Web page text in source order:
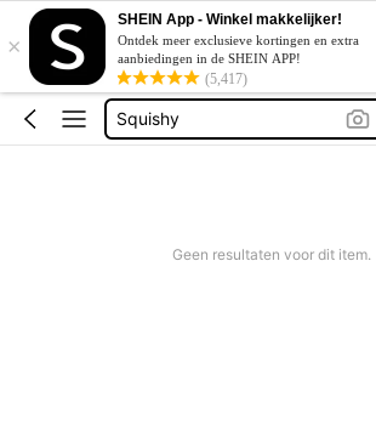
×
SHEIN App - Winkel makkelijker!
Ontdek meer exclusieve kortingen en extra
aanbiedingen in de SHEIN APP!
(5,417)
Corrigerend Badpak
Katoen
Squishy
Geen resultaten voor dit item.